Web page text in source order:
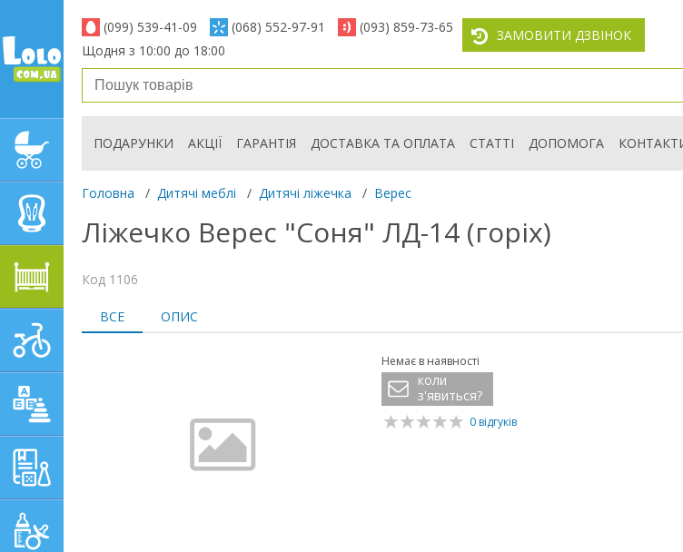
ДИТЯЧІ КОЛЯСКИ
ДИТЯЧІ МЕБЛІ
ДИТЯЧИЙ СПОРТ І
РОЗВИВАЮЧІ ТОВАРИ
(099) 539-41-09 (068) 552-97-91
(093) 859-73-65
Щодня з 10:00 до 18:00
ЗАМОВИТИ ДЗВІНОК
ПОДАРУНКИ АКЦІЇ ГАРАНТІЯ ДОСТАВКА ТА ОПЛАТА СТАТТІ ДОПОМОГА
Головна / Дитячі меблі / Дитячі ліжечка / Верес
Ліжечко Верес "Соня" ЛД-14 (горіх)
Код 1106
ВСЕ ОПИС
Немає в наявності
коли
з'явиться?
0 відгуків